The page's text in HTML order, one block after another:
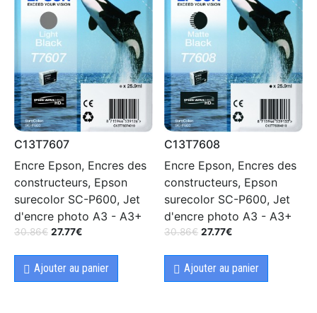
C13T7607
Encre Epson, Encres des
constructeurs, Epson
surecolor SC-P600, Jet
d'encre photo A3 - A3+
30.86€ 27.77€
Ajouter au panier
C13T7608
Encre Epson, Encres des
constructeurs, Epson
surecolor SC-P600, Jet
d'encre photo A3 - A3+
30.86€ 27.77€
Ajouter au panier